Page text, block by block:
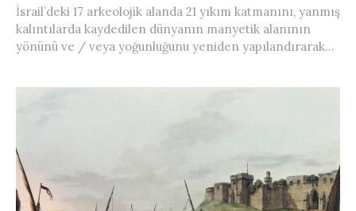
İsrail’deki 17 arkeolojik alanda 21 yıkım katmanını, yanmış
kalıntılarda kaydedilen dünyanın manyetik alanının
yönünü ve / veya yoğunluğunu yeniden yapılandırarak...